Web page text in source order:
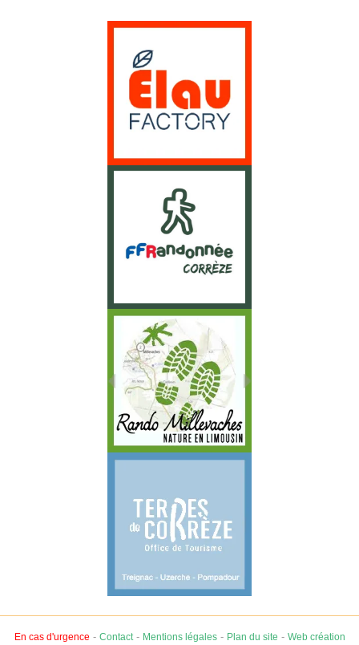
En cas d'urgence - Contact- Mentions légales- Plan du site - Web création